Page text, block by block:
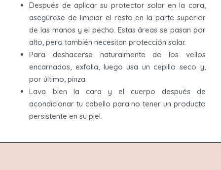
Después de aplicar su protector solar en la cara,
asegúrese de limpiar el resto en la parte superior
de las manos y el pecho. Estas áreas se pasan por
alto, pero también necesitan protección solar.
Para deshacerse naturalmente de los vellos
encarnados, exfolia, luego usa un cepillo seco y,
por último, pinza.
Lava bien la cara y el cuerpo después de
acondicionar tu cabello para no tener un producto
persistente en su piel.